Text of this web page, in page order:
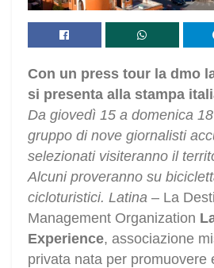
Con un press tour la dmo
si presenta alla stampa
Da giovedì 15 a domenica
gruppo di nove giornalisti
selezionati visiteranno il
Alcuni proveranno su
cicloturistici. Latina – La
Management Organization
Experience, associazione
privata nata per promuovere